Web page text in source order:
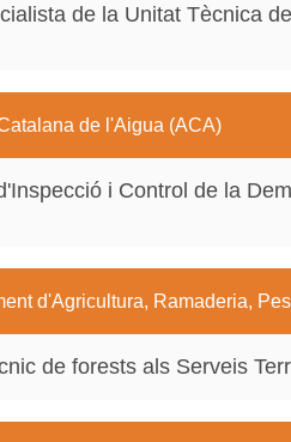
de la Unitat Tècnica
de l'Aigua (ACA)
i Control de la
d'Agricultura, Ramaderia,
de forests als Serveis